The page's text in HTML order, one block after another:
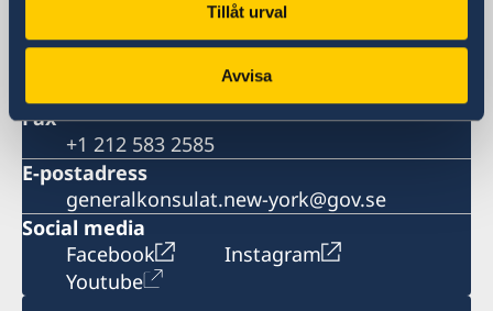
Tillåt urval
Avvisa
885 Second Avenue, 40th floor
New York, NY 10017
Fax
+1 212 583 2585
E-postadress
generalkonsulat.new-york@gov.se
Social media
Facebook
Instagram
Youtube